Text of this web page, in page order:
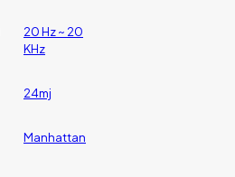
20 Hz ~ 20
KHz
24mj
Manhattan